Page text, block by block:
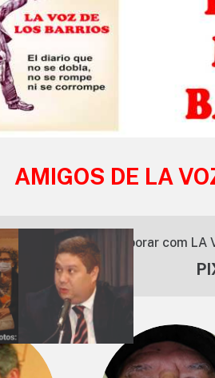
AMIGOS DE LA
Você pode colaborar com LA